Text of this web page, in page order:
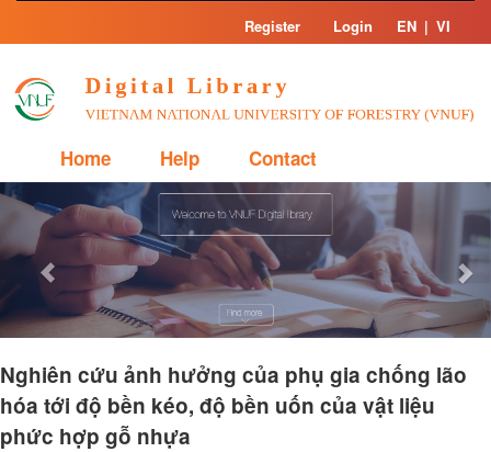
Skip
Register Login EN | VI
Home Help Contact
Previous
Nghiên cứu ảnh hưởng của phụ gia chống lão
hóa tới độ bền kéo, độ bền uốn của vật liệu
phức hợp gỗ nhựa